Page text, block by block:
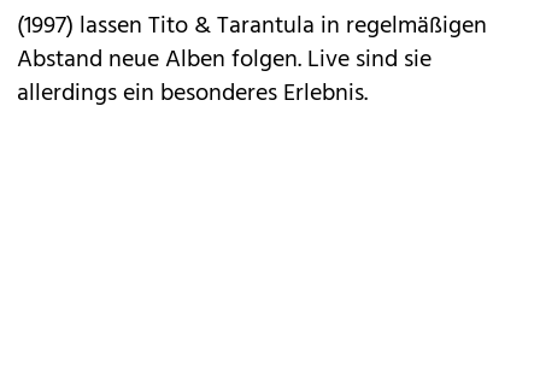
(1997) lassen Tito & Tarantula in regelmäßigen
Abstand neue Alben folgen. Live sind sie
allerdings ein besonderes Erlebnis.